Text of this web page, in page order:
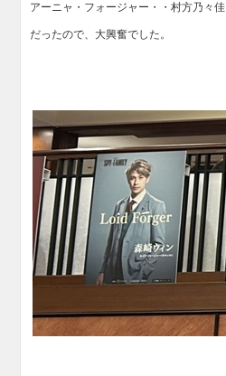
アーニャ・フォージャー・・村方乃々佳
だったので、大興奮でした。